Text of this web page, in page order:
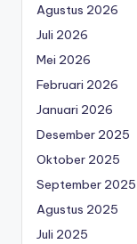
Agustus 2026
Juli 2026
Mei 2026
Februari 2026
Januari 2026
Desember 2025
Oktober 2025
September 2025
Agustus 2025
Juli 2025